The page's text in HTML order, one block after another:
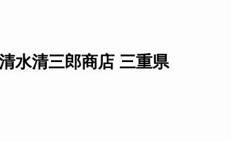
水清三郎商店 三重県